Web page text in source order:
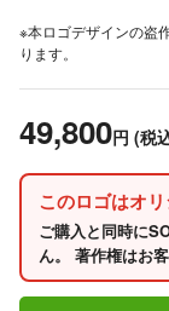
※本ロゴデザインの盗
ります。
49,800円 (税
このロゴはオ
ご購入と同時に
ん。 著作権はお